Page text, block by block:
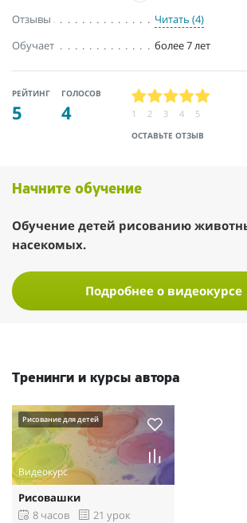
Отзывы
Читать (4)
Обучает
более 7 лет
РЕЙТИНГ
5
ГОЛОСОВ
4
ОСТАВЬТЕ ОТЗЫВ
1 2 3 4 5
Начните обучение
Обучение детей рисованию
насекомых.
Подробнее о видеокурсе
Тренинги и курсы автора
Рисование для детей
Видеокурс
Рисовашки
8 часов 21 урок